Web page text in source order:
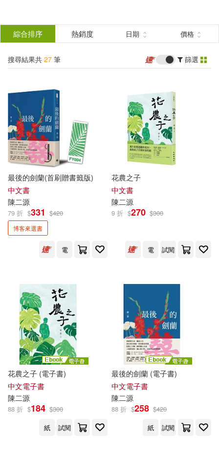
結
選
分類 (單選)
所有商品(27) 圖書(21)
影音(1)
電子書(3) 有聲書(1)
展開
作者 (可複選)
陳二源(7) 劉念琪(2)
房美玉(2)
林文政(2) 王群孝(2)
蔡維奇(2)
陳春希(2)
陸洛(2) 黃同圳(2)
[英]邁克爾‧曼（Mann，M.）(1)
嚴宗誠(1) 孔飛力(1)
展開
出版社 (可複選)
時報出版(4)
化學工業出版社(2)
天下文化(2)
上海人民出版社(1)
上海科學技術出版社(1)
配送方式 (可複選)
綜合排序 熱銷度 日期 價格
搜尋結果共 27 筆 篩選
最後的劍蘭(首刷贈書籤版)
中文書
陳二源
79 折 $331 $420
博客來選書
電
花農之子
中文書
陳二源
9 折 $270 $300
電 試閱
花農之子 (電子書)
中文電子書
陳二源
88 折 $184 $300
紙
試閱
最後的劍蘭 (電子書)
中文電子書
陳二源
88 折 $258 $420
紙
試閱